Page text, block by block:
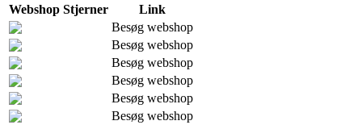
Webshop Stjerner
Link
Besøg webshop
Besøg webshop
Besøg webshop
Besøg webshop
Besøg webshop
Besøg webshop